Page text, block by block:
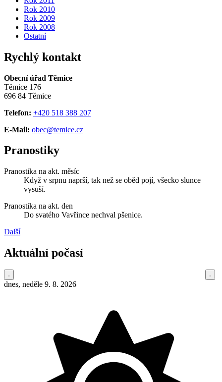
Rok 2010
Rok 2009
Rok 2008
Ostatní
Rychlý kontakt
Obecní úřad Těmice
Těmice 176
696 84 Těmice
Telefon: +420 518 388 207
E-Mail: obec@temice.cz
Pranostiky
Pranostika na akt. měsíc
Když v srpnu naprší, tak než se oběd pojí, všecko slunce
vysuší.
Pranostika na akt. den
Do svatého Vavřince nechval pšenice.
Další
Aktuální počasí
dnes, neděle 9. 8. 2026